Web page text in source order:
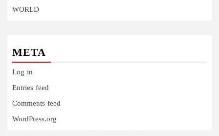
WORLD
META
Log in
Entries feed
Comments feed
WordPress.org